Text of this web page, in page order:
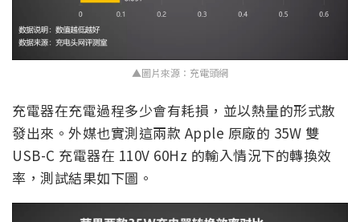
▲圖片來源：充電頭網
充電器在充電過程多少會有耗損，並以熱量的形式散
發出來。外媒也實測這兩款 Apple 原廠的 35W 雙
USB-C 充電器在 110V 60Hz 的輸入情況下的轉換效
率，測試結果如下圖。